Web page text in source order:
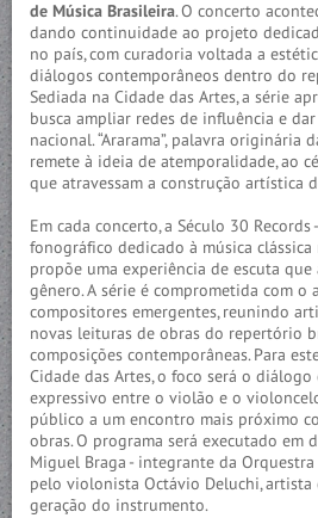
de Música Brasileira. O concerto
dando continuidade ao projeto
no país, com curadoria voltada a
diálogos contemporâneos dentro do
Sediada na Cidade das Artes, a série
busca ampliar redes de influência e
nacional. “Ararama”, palavra
remete à ideia de atemporalidade, ao
que atravessam a construção artística
Em cada concerto, a Século 30
fonográfico dedicado à música clássica
propõe uma experiência de escuta
gênero. A série é comprometida com
compositores emergentes, reunindo
novas leituras de obras do repertório
composições contemporâneas. Para
Cidade das Artes, o foco será o
expressivo entre o violão e o
público a um encontro mais próximo
obras. O programa será executado em
Miguel Braga - integrante da
pelo violonista Octávio Deluchi, artista
geração do instrumento.